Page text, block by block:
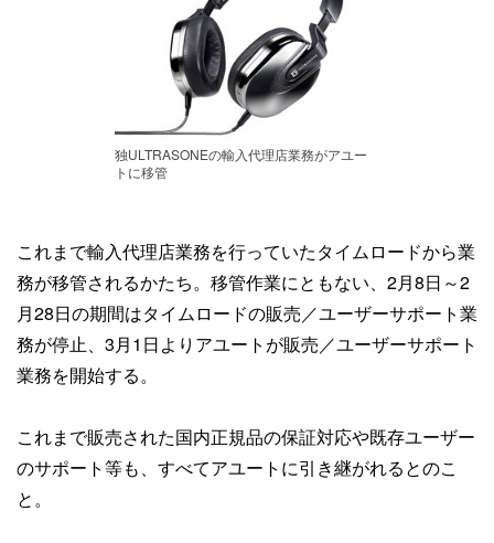
独ULTRASONEの輸入代理店業務がアユー
トに移管
これまで輸入代理店業務を行っていたタイムロードから業
務が移管されるかたち。移管作業にともない、2月8日～2
月28日の期間はタイムロードの販売／ユーザーサポート業
務が停止、3月1日よりアユートが販売／ユーザーサポート
業務を開始する。
これまで販売された国内正規品の保証対応や既存ユーザー
のサポート等も、すべてアユートに引き継がれるとのこ
と。